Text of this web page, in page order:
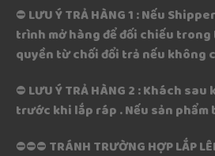
⛔️ LƯU Ý TRẢ HÀNG 1 : Nếu
trình mở hàng để đối chiếu
quyền từ chối đổi trả nếu không
⛔️ LƯU Ý TRẢ HÀNG 2 : Khách
trước khi lắp ráp . Nếu sản
⛔️⛔️⛔️ TRÁNH TRƯỜNG HỢP LẮP